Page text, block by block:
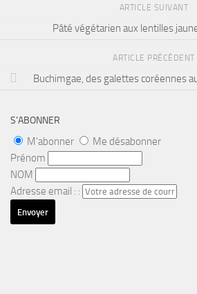
ARTICLE SUIVANT
Pâté végétarien aux lentilles
ARTICLE PRÉCÉDENT
Buchimgae, des galettes coréennes
S’ABONNER
M'abonner
Me désabonner
Prénom
NOM
Adresse email : :